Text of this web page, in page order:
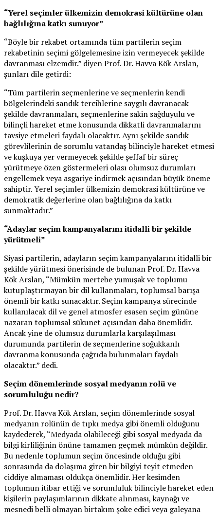
“Yerel seçimler ülkemizin demokrasi kültürüne olan
bağlılığına katkı sunuyor”
“Böyle bir rekabet ortamında tüm partilerin seçim
rekabetinin seçimi gölgelemesine izin vermeyecek şekilde
davranması elzemdir.” diyen Prof. Dr. Havva Kök Arslan,
şunları dile getirdi:
“Tüm partilerin seçmenlerine ve seçmenlerin kendi
bölgelerindeki sandık tercihlerine saygılı davranacak
şekilde davranmaları, seçmenlerine sakin sağduyulu ve
bilinçli hareket etme konusunda dikkatli davranmalarını
tavsiye etmeleri faydalı olacaktır. Aynı şekilde sandık
görevlilerinin de sorumlu vatandaş bilinciyle hareket etmesi
ve kuşkuya yer vermeyecek şekilde şeffaf bir süreç
yürütmeye özen göstermeleri olası olumsuz durumları
engellemek veya asgariye indirmek açısından büyük öneme
sahiptir. Yerel seçimler ülkemizin demokrasi kültürüne ve
demokratik değerlerine olan bağlılığına da katkı
sunmaktadır.”
“Adaylar seçim kampanyalarını itidalli bir şekilde
yürütmeli”
Siyasi partilerin, adayların seçim kampanyalarını itidalli bir
şekilde yürütmesi önerisinde de bulunan Prof. Dr. Havva
Kök Arslan, “Mümkün mertebe yumuşak ve toplumu
kutuplaştırmayan bir dil kullanmaları, toplumsal barışa
önemli bir katkı sunacaktır. Seçim kampanya sürecinde
kullanılacak dil ve genel atmosfer esasen seçim gününe
nazaran toplumsal sükunet açısından daha önemlidir.
Ancak yine de olumsuz durumlarla karşılaşılması
durumunda partilerin de seçmenlerine soğukkanlı
davranma konusunda çağrıda bulunmaları faydalı
olacaktır.” dedi.
Seçim dönemlerinde sosyal medyanın rolü ve
sorumluluğu nedir?
Prof. Dr. Havva Kök Arslan, seçim dönemlerinde sosyal
medyanın rolünün de tıpkı medya gibi önemli olduğunu
kaydederek, “Medyada olabileceği gibi sosyal medyada da
bilgi kirliliğinin önüne tamamen geçmek mümkün değildir.
Bu nedenle toplumun seçim öncesinde olduğu gibi
sonrasında da dolaşıma giren bir bilgiyi teyit etmeden
ciddiye almaması oldukça önemlidir. Her kesimden
toplumun itibar ettiği ve sorumluluk bilinciyle hareket eden
kişilerin paylaşımlarının dikkate alınması, kaynağı ve
mesnedi belli olmayan birtakım şoke edici veya galeyana